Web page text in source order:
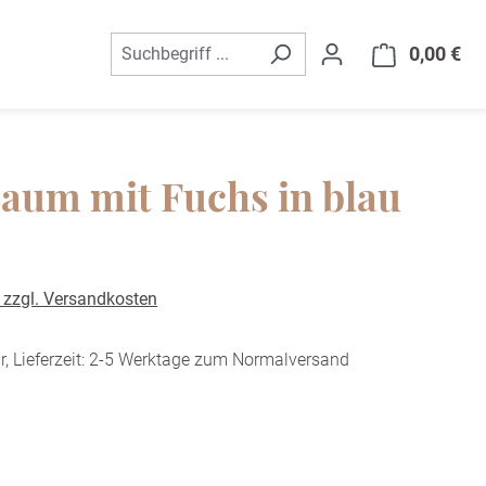
0,00 €
mit Fuchs in blau
Versandkosten
Lieferzeit: 2-5 Werktage zum Normalversand
zurzeit nicht verfügbar.)